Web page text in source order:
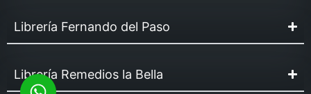
Librería Fernando del Paso
Librería Remedios la Bella